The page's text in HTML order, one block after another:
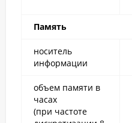
Память
носитель
информации
объем памяти в
часах
(при частоте